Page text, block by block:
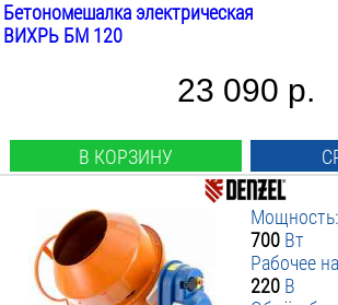
Бетономешалка электрическая
ВИХРЬ БМ 120
23 090 р.
В КОРЗИНУ
Мощность:
700 Вт
Рабочее
220 В